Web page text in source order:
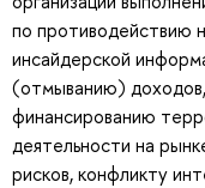
по противодействию
инсайдерской
(отмыванию)
финансированию
деятельности на
рисков, конфликту